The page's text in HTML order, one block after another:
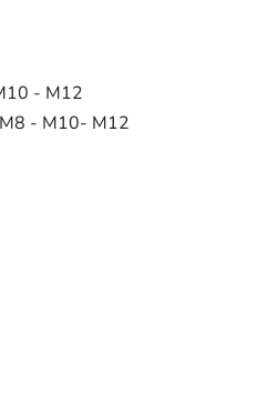
- M12
- M10- M12